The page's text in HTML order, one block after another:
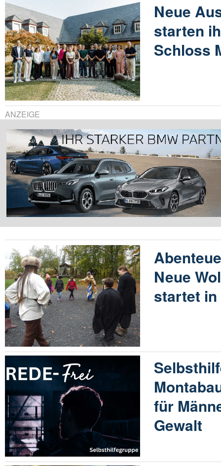
Neue
starten
Schloss
ANZEIGE
Neue
startet
für
Gewalt